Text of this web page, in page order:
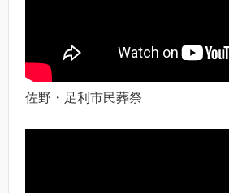
佐野・足利市民葬祭